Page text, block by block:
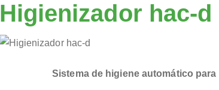
Higienizador hac-d
Sistema de higiene automático